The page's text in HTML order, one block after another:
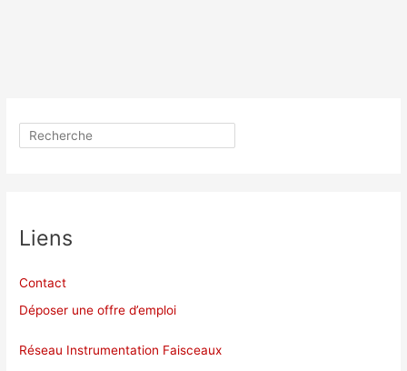
Rechercher
Liens
Contact
Déposer une offre d’emploi
Réseau Instrumentation Faisceaux